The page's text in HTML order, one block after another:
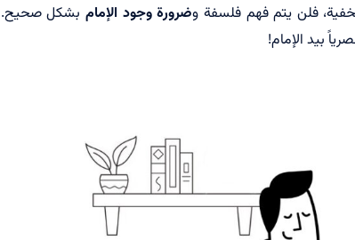
فلن يتم فهم فلسفة وضرورة وجود الإمام بشكل صحيح.
بيد الإمام!